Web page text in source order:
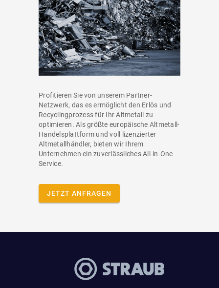
Profitieren Sie von unserem Partner-
Netzwerk, das es ermöglicht den Erlös und
Recyclingprozess für Ihr Altmetall zu
optimieren. Als größte europäische Altmetall-
Handelsplattform und voll lizenzierter
Altmetallhändler, bieten wir Ihrem
Unternehmen ein zuverlässliches All-in-One
Service.
JETZT ANFRAGEN